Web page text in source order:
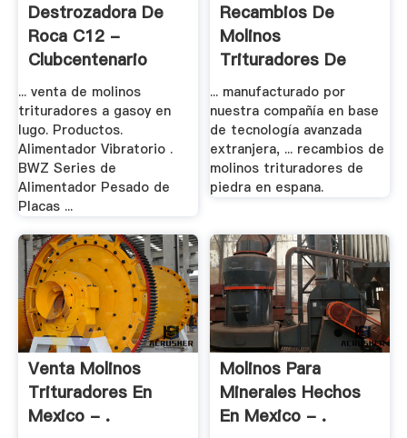
Destrozadora De
Roca C12 -
Clubcentenario
... venta de molinos
trituradores a gasoy en
lugo. Productos.
Alimentador Vibratorio .
BWZ Series de
Alimentador Pesado de
Placas ...
Recambios De
Molinos
Trituradores De
Piedra En .
... manufacturado por
nuestra compañía en base
de tecnología avanzada
extranjera, ... recambios de
molinos trituradores de
piedra en espana.
Venta Molinos
Trituradores En
Mexico - .
Molinos Para
Minerales Hechos
En Mexico - .